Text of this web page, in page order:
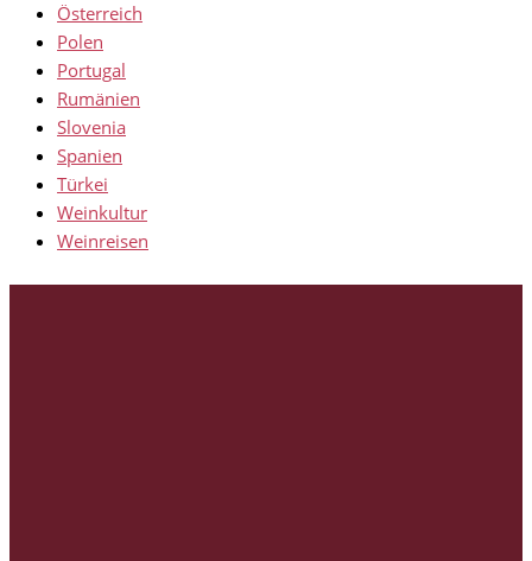
Österreich
Polen
Portugal
Rumänien
Slovenia
Spanien
Türkei
Weinkultur
Weinreisen